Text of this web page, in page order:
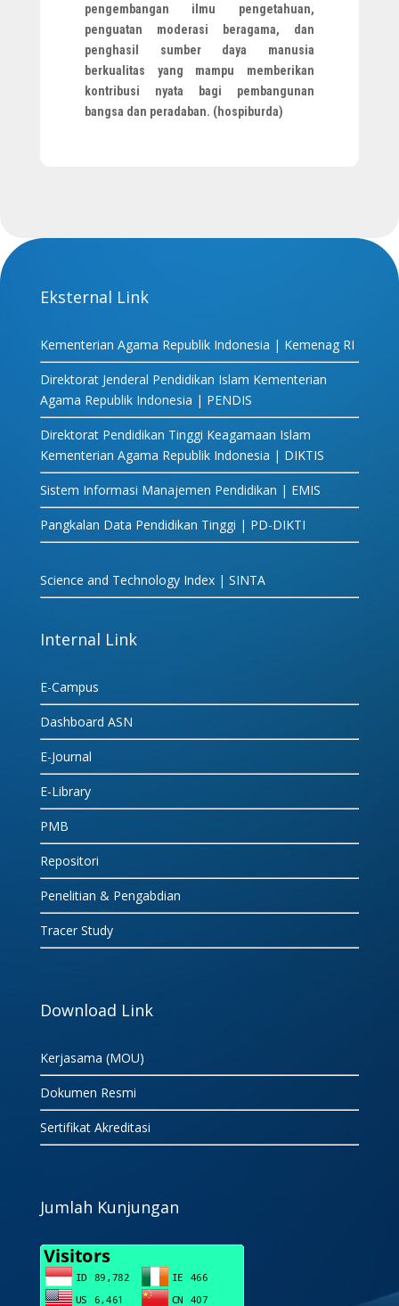
pengembangan ilmu pengetahuan,
penguatan moderasi beragama, dan
penghasil sumber daya manusia
berkualitas yang mampu memberikan
kontribusi nyata bagi pembangunan
bangsa dan peradaban. (hospiburda)
Eksternal Link
Kementerian Agama Republik Indonesia | Kemenag RI
Direktorat Jenderal Pendidikan Islam Kementerian
Agama Republik Indonesia | PENDIS
Direktorat Pendidikan Tinggi Keagamaan Islam
Kementerian Agama Republik Indonesia | DIKTIS
Sistem Informasi Manajemen Pendidikan | EMIS
Pangkalan Data Pendidikan Tinggi | PD-DIKTI
Science and Technology Index | SINTA
Internal Link
E-Campus
Dashboard ASN
E-Journal
E-Library
PMB
Repositori
Penelitian & Pengabdian
Tracer Study
Download Link
Kerjasama (MOU)
Dokumen Resmi
Sertifikat Akreditasi
Jumlah Kunjungan